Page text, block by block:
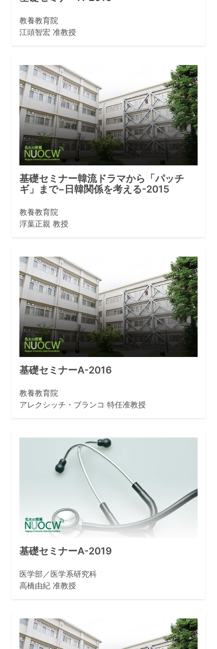
教養教育院
江頭智宏 准教授
基礎セミナー韓流ドラマから「パッチ
ギ」まで−日韓関係を考える-2015
教養教育院
浮葉正親 教授
基礎セミナーA-2016
教養教育院
アレクシッチ・ブランコ 特任准教授
基礎セミナーA-2019
医学部／医学系研究科
高橋由紀 准教授